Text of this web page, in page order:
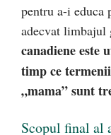
pentru a-i educa
adecvat limbajul
canadiene este
timp ce
„mama” sunt
Scopul final al